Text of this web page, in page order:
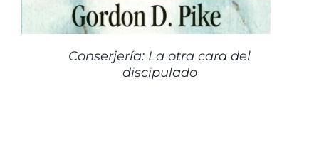
Conserjería: La otra cara del
discipulado